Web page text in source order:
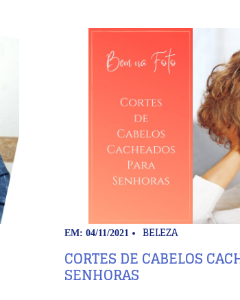
EM: 04/11/2021 BELEZA
CORTES DE CABELOS
SENHORAS